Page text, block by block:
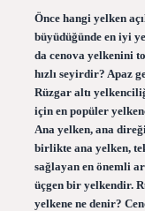
Önce hangi yelken
büyüdüğünde en iyi
da cenova yelkenini
hızlı seyirdir? Apaz
Rüzgar altı
için en popüler
Ana yelken, ana
birlikte ana yelken,
sağlayan en önemli
üçgen bir yelkendir.
yelkene ne denir?